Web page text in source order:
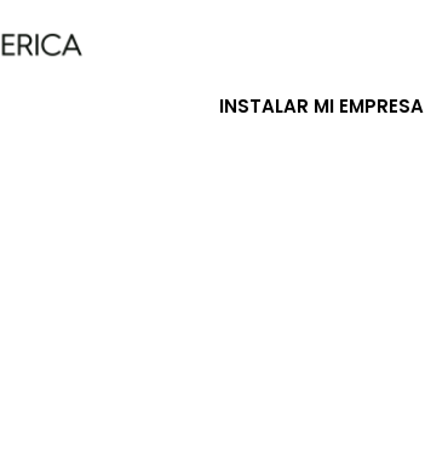
INSTALAR MI EMPRESA